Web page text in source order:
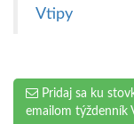
Vtipy
Pridaj sa ku
emailom týždenník